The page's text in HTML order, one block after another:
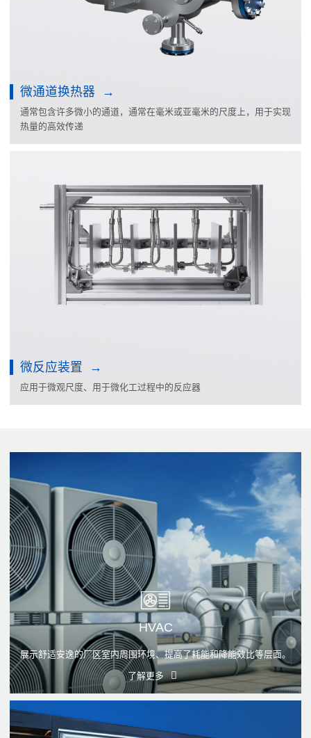
微通道换热器
通常包含许多微小的通道，通常在毫米或亚毫米的尺度上，用于实现
热量的高效传递
微反应装置
应用于微观尺度、用于微化工过程中的反应器
HVAC
展示舒适安逸的厂区室内周围环境、提高了耗能和降能效比等层面。
了解更多